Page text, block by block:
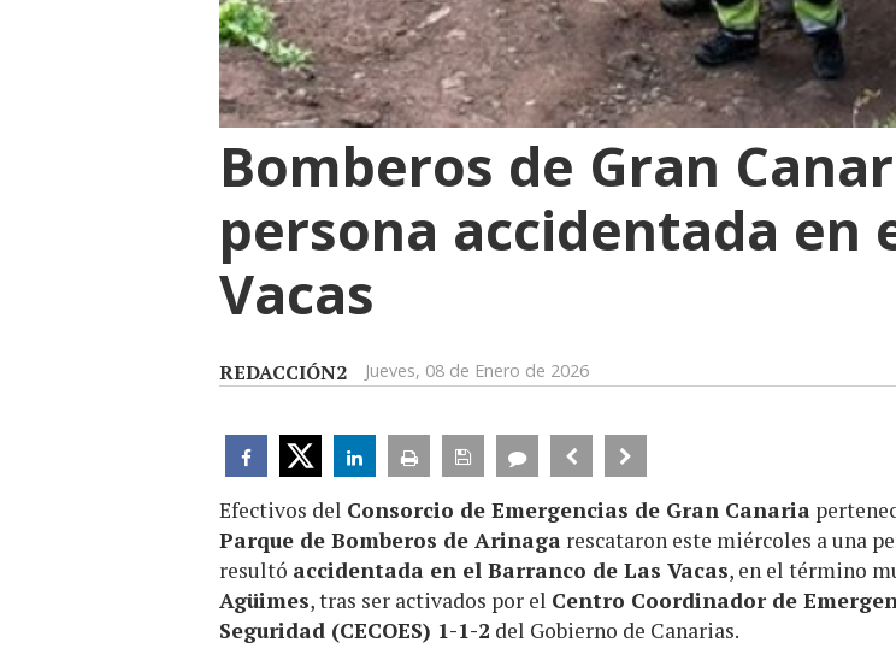
Bomberos de Gran
persona accidentada en
Vacas
REDACCIÓN2 Jueves, 08 de Enero de 2026
Efectivos del Consorcio de Emergencias de Gran Canaria
Parque de Bomberos de Arinaga rescataron este miércoles a una
resultó accidentada en el Barranco de Las Vacas, en el término
Agüimes, tras ser activados por el Centro Coordinador de
Seguridad (CECOES) 1-1-2 del Gobierno de Canarias.